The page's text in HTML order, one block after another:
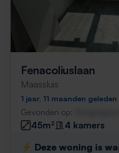
Fenacoliuslaan
Maassluis
1 jaar, 11 maanden
Gevonden op:
45m²
4 kamers
⚡️ Deze woning is